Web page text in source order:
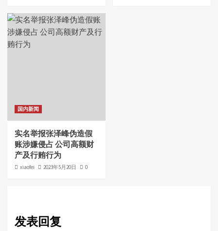
国内新闻
实名举报张泽峰伪造假
账涉嫌侵占 公司高额财
产及行贿行为
xiaofei 2023年5月20日 0
发表回复